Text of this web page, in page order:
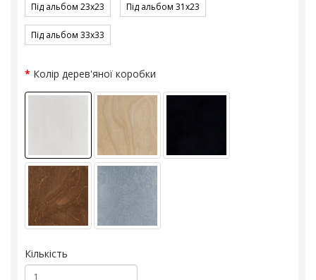
Під альбом 23x23 Під альбом 31x23
Під альбом 33x33
Колір дерев'яної коробки
Кількість